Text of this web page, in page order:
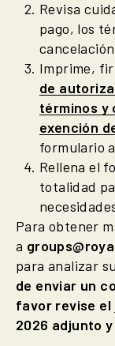
Revisa
pago, los
Imprime,
de
términos y
exención
formulario
Rellena el
totalidad
Para obtener
a
para analizar
de enviar un
favor revise el
2026 adjunto